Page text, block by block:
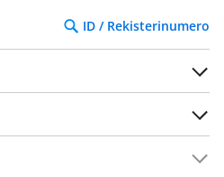
ID / Rekisterinumero